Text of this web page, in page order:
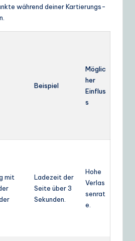
während deiner Kartierungs-
Beispiel
Möglic
her
Einflus
s
mit
Ladezeit der
Seite über 3
Sekunden.
Hohe
Verlas
senrat
e.